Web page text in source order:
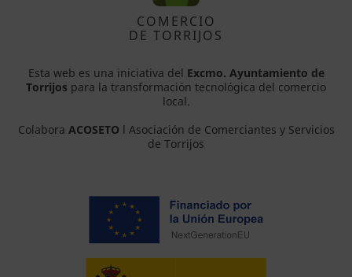
COMERCIO
DE TORRIJOS
Esta web es una iniciativa del Excmo. Ayuntamiento de
Torrijos para la transformación tecnológica del comercio
local.
Colabora ACOSETO l Asociación de Comerciantes y Servicios
de Torrijos